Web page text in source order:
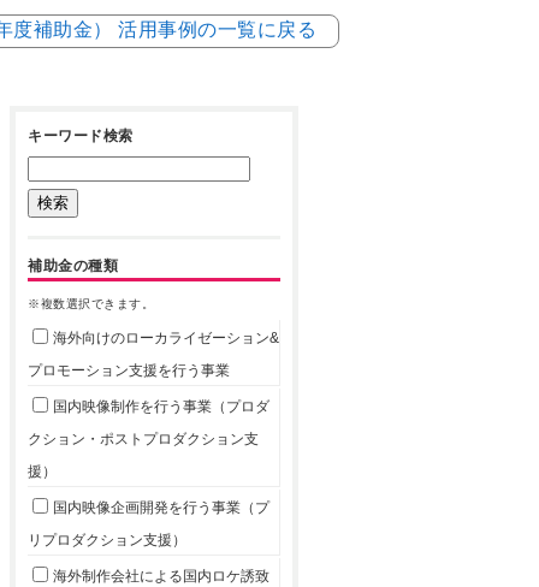
度補助金） 活用事例の一覧に戻る
キーワード検索
補助金の種類
※複数選択できます。
海外向けのローカライゼーション&
プロモーション支援を行う事業
国内映像制作を行う事業（プロダ
クション・ポストプロダクション支
援）
国内映像企画開発を行う事業（プ
リプロダクション支援）
海外制作会社による国内ロケ誘致